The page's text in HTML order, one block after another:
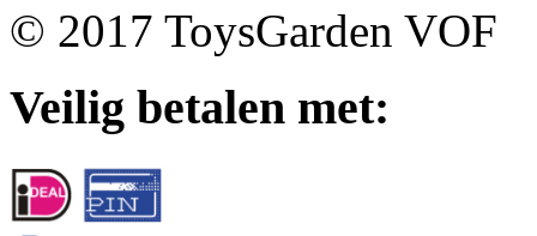
© 2017 ToysGarden VOF
Veilig betalen met: